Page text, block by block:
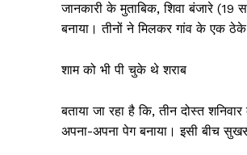
जानकारी के मुताबिक, शिवा बंजारे
बनाया। तीनों ने मिलकर गांव के एक
शाम को भी पी चुके थे शराब
बताया जा रहा है कि, तीन दोस्त
अपना-अपना पेग बनाया। इसी बीच